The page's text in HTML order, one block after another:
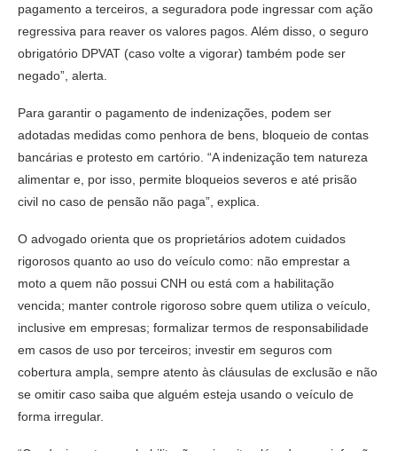
pagamento a terceiros, a seguradora pode ingressar com ação
regressiva para reaver os valores pagos. Além disso, o seguro
obrigatório DPVAT (caso volte a vigorar) também pode ser
negado”, alerta.
Para garantir o pagamento de indenizações, podem ser
adotadas medidas como penhora de bens, bloqueio de contas
bancárias e protesto em cartório. “A indenização tem natureza
alimentar e, por isso, permite bloqueios severos e até prisão
civil no caso de pensão não paga”, explica.
O advogado orienta que os proprietários adotem cuidados
rigorosos quanto ao uso do veículo como: não emprestar a
moto a quem não possui CNH ou está com a habilitação
vencida; manter controle rigoroso sobre quem utiliza o veículo,
inclusive em empresas; formalizar termos de responsabilidade
em casos de uso por terceiros; investir em seguros com
cobertura ampla, sempre atento às cláusulas de exclusão e não
se omitir caso saiba que alguém esteja usando o veículo de
forma irregular.